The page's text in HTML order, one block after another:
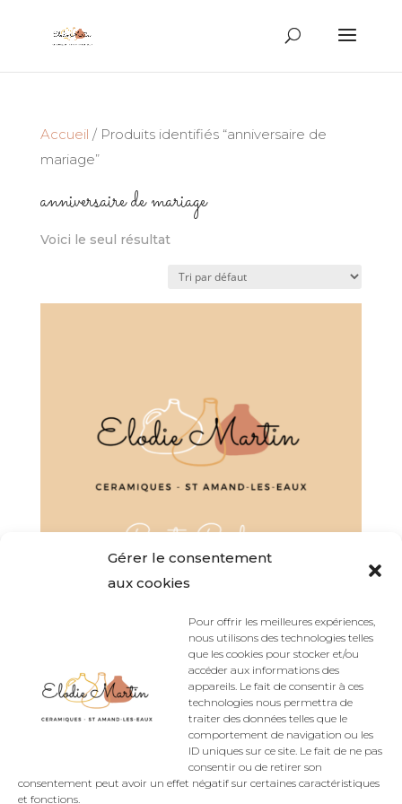
Gérer le consentement
aux cookies
Pour offrir les meilleures expériences,
nous utilisons des technologies telles
que les cookies pour stocker et/ou
accéder aux informations des
appareils. Le fait de consentir à ces
technologies nous permettra de
traiter des données telles que le
comportement de navigation ou les
ID uniques sur ce site. Le fait de ne pas
consentir ou de retirer son
consentement peut avoir un effet négatif sur certaines caractéristiques
et fonctions.
produits
Accueil / Produits identifiés “anniversaire de
mariage”
anniversaire de mariage
Voici le seul résultat
Carte cadeau (par tranche de 5€)
5,00€
Accueil du site Politique de confidentialité